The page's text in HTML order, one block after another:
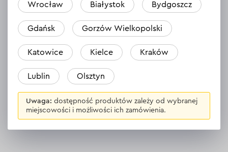
Marek
bardzo mocna
Odpowiedź
WSZYSTKIE OPINIE
Wrocław Białystok Bydgoszcz
Gdańsk Gorzów Wielkopolski
Katowice Kielce Kraków
Lublin Olsztyn
Uwaga: dostępność produktów zależy od wybranej
miejscowości i możliwości ich zamówienia.